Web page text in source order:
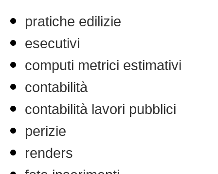
pratiche edilizie
esecutivi
computi metrici estimativi
contabilità
contabilità lavori pubblici
perizie
renders